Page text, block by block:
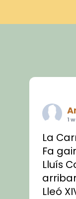
1
La
Fa
Lluís
Lleó